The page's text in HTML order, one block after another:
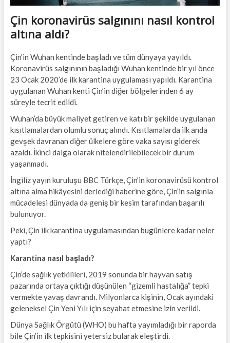
Çin koronavirüs salgınını nasıl kontrol
altına aldı?
Çin’in Wuhan kentinde başladı ve tüm dünyaya yayıldı.
Koronavirüs salgınının başladığı Wuhan kentinde bir yıl önce
23 Ocak 2020’de ilk karantina uygulaması yapıldı. Karantina
uygulanan Wuhan kenti Çin’in diğer bölgelerinden 6 ay
süreyle tecrit edildi.
Wuhan’da büyük maliyet getiren ve katı bir şekilde uygulanan
kısıtlamalardan olumlu sonuç alındı. Kısıtlamalarda ilk anda
gevşek davranan diğer ülkelere göre vaka sayısı giderek
azaldı. İkinci dalga olarak nitelendirilebilecek bir durum
yaşanmadı.
İngiliz yayın kuruluşu BBC Türkçe, Çin’in koronavirüsü kontrol
altına alma hikâyesini derlediği haberine göre, Çin’in salgınla
mücadelesi dünyada da geniş bir kesim tarafından başarılı
bulunuyor.
Peki, Çin ilk karantina uygulamasından bugünlere kadar neler
yaptı?
Karantina nasıl başladı?
Çin’de sağlık yetkilileri, 2019 sonunda bir hayvan satış
pazarında ortaya çıktığı düşünülen “gizemli hastalığa” tepki
vermekte yavaş davrandı. Milyonlarca kişinin, Ocak ayındaki
geleneksel Çin Yeni Yılı için seyahat etmesine izin verildi.
Dünya Sağlık Örgütü (WHO) bu hafta yayımladığı bir raporda
bile Çin’in ilk tepkisini yetersiz bularak eleştirdi.